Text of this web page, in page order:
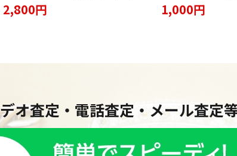
2,800円 1,000円
オ査定・電話査定・メール査定